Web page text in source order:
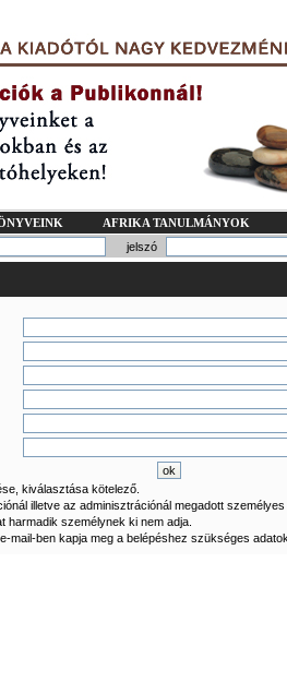
AFRIKA TANULMÁNYOK
jelszó
kiválasztása kötelező.
illetve az adminisztrációnál megadott
harmadik személynek ki nem adja.
mail-ben kapja meg a belépéshez szükséges